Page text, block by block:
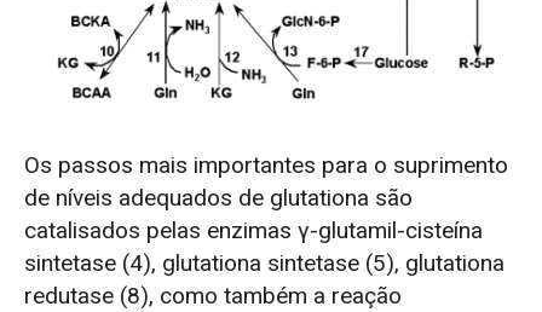
Os passos mais importantes para o suprimento
de níveis adequados de glutationa são
catalisados pelas enzimas γ-glutamil-cisteína
sintetase (4), glutationa sintetase (5), glutationa
redutase (8), como também a reação